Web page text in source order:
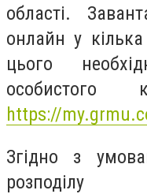
області.
онлайн у
цього
особистого
https://
Згідно з
розподілу